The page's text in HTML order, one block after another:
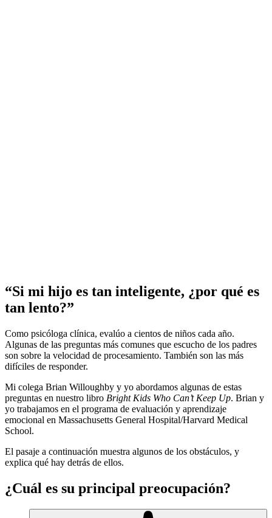
“Si mi hijo es tan inteligente, ¿por qué es
tan lento?”
Como psicóloga clínica, evalúo a cientos de niños cada año.
Algunas de las preguntas más comunes que escucho de los padres
son sobre la velocidad de procesamiento. También son las más
difíciles de responder.
Mi colega Brian Willoughby y yo abordamos algunas de estas
preguntas en nuestro libro Bright Kids Who Can’t Keep Up. Brian y
yo trabajamos en el programa de evaluación y aprendizaje
emocional en Massachusetts General Hospital/Harvard Medical
School.
El pasaje a continuación muestra algunos de los obstáculos, y
explica qué hay detrás de ellos.
¿Cuál es su principal preocupación?